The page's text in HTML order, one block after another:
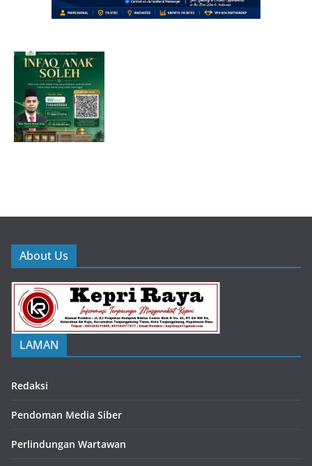
About Us
LAMAN
Redaksi
Pendoman Media Siber
Perlindungan Wartawan